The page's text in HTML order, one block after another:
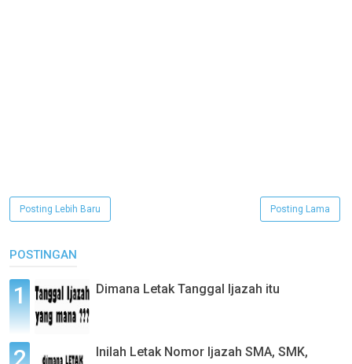
Posting Lebih Baru Posting Lama
POSTINGAN
Dimana Letak Tanggal Ijazah itu
Inilah Letak Nomor Ijazah SMA, SMK,